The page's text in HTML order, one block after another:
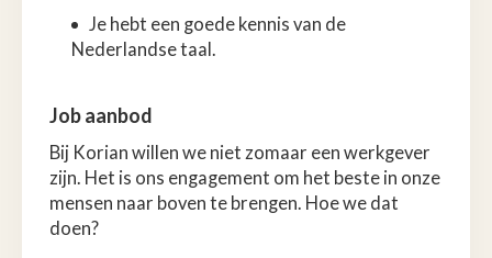
Je hebt een goede kennis van de
Nederlandse taal.
Job aanbod
Bij Korian willen we niet zomaar een werkgever
zijn. Het is ons engagement om het beste in onze
mensen naar boven te brengen. Hoe we dat
doen?